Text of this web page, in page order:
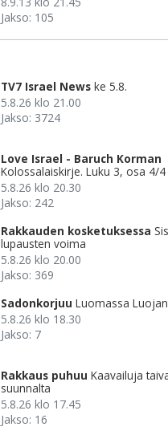
Jakso: 105
TV7 Israel News ke 5.8.
5.8.26 klo 21.00
Jakso: 3724
Love Israel - Baruch Korman
Kolossalaiskirje. Luku 3, osa 4/4
5.8.26 klo 20.30
Jakso: 242
Rakkauden kosketuksessa
lupausten voima
5.8.26 klo 20.00
Jakso: 369
Sadonkorjuu Luomassa
5.8.26 klo 18.30
Jakso: 7
Rakkaus puhuu Kaavailuja
suunnalta
5.8.26 klo 17.45
Jakso: 16